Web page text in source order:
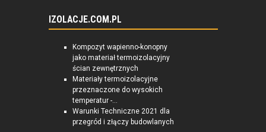
IZOLACJE.COM.PL
Kompozyt wapienno-konopny
jako materiał termoizolacyjny
ścian zewnętrznych
Materiały termoizolacyjne
przeznaczone do wysokich
temperatur -...
Warunki Techniczne 2021 dla
przegród i złączy budowlanych